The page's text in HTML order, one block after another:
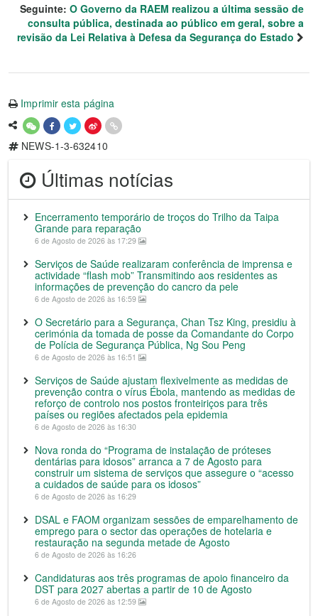
Seguinte: O Governo da RAEM realizou a última sessão de
consulta pública, destinada ao público em geral, sobre a
revisão da Lei Relativa à Defesa da Segurança do Estado
Imprimir esta página
NEWS-1-3-632410
Últimas notícias
Encerramento temporário de troços do Trilho da Taipa
Grande para reparação
6 de Agosto de 2026 às 17:29
Serviços de Saúde realizaram conferência de imprensa e
actividade “flash mob” Transmitindo aos residentes as
informações de prevenção do cancro da pele
6 de Agosto de 2026 às 16:59
O Secretário para a Segurança, Chan Tsz King, presidiu à
cerimónia da tomada de posse da Comandante do Corpo
de Polícia de Segurança Pública, Ng Sou Peng
6 de Agosto de 2026 às 16:51
Serviços de Saúde ajustam flexivelmente as medidas de
prevenção contra o vírus Ébola, mantendo as medidas de
reforço de controlo nos postos fronteiriços para três
países ou regiões afectados pela epidemia
6 de Agosto de 2026 às 16:30
Nova ronda do “Programa de instalação de próteses
dentárias para idosos” arranca a 7 de Agosto para
construir um sistema de serviços que assegure o “acesso
a cuidados de saúde para os idosos”
6 de Agosto de 2026 às 16:29
DSAL e FAOM organizam sessões de emparelhamento de
emprego para o sector das operações de hotelaria e
restauração na segunda metade de Agosto
6 de Agosto de 2026 às 16:26
Candidaturas aos três programas de apoio financeiro da
DST para 2027 abertas a partir de 10 de Agosto
6 de Agosto de 2026 às 12:59